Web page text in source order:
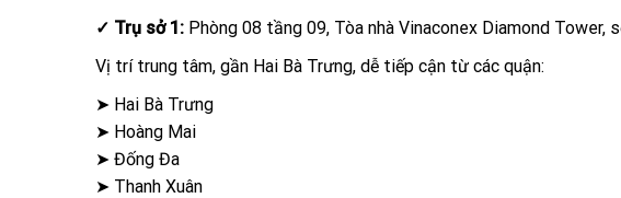
✓ Trụ sở 1: Phòng 08 tầng 09, Tòa nhà Vinaconex Diamond Tower,
Vị trí trung tâm, gần Hai Bà Trưng, dễ tiếp cận từ các quận:
➤ Hai Bà Trưng
➤ Hoàng Mai
➤ Đống Đa
➤ Thanh Xuân